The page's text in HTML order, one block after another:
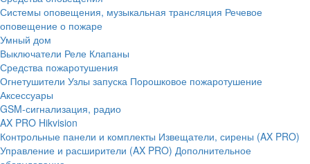
Системы оповещения, музыкальная трансляция Речевое
оповещение о пожаре
Умный дом
Выключатели Реле Клапаны
Средства пожаротушения
Огнетушители Узлы запуска Порошковое пожаротушение
Аксессуары
GSM-сигнализация, радио
AX PRO Hikvision
Контрольные панели и комплекты Извещатели, сирены (AX PRO)
Управление и расширители (AX PRO) Дополнительное